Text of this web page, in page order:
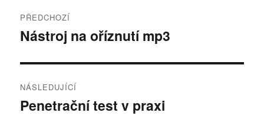
pro
PŘEDCHOZÍ
Předchozí
Nástroj na oříznutí mp3
NÁSLEDUJÍCÍ
Následující
Penetrační test v praxi